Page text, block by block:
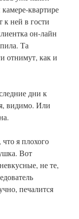
квартире
к ней в гости
он-лайн
Та
отнимут, как и
дни к
видимо. Или
я плохого
Вот
не те,
печалится